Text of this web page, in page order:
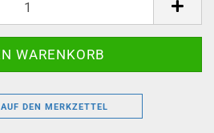
AUF DEN MERKZETTEL